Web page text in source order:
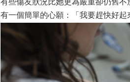
有一個簡單的心願：「我要趕快好起